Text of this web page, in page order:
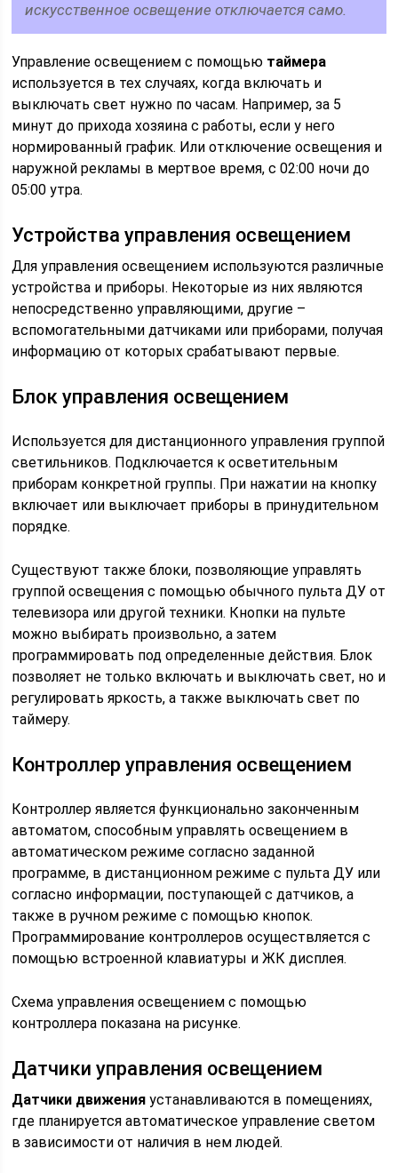
искусственное освещение отключается само.
Управление освещением с помощью таймера
используется в тех случаях, когда включать и
выключать свет нужно по часам. Например, за 5
минут до прихода хозяина с работы, если у него
нормированный график. Или отключение освещения и
наружной рекламы в мертвое время, с 02:00 ночи до
05:00 утра.
Устройства управления освещением
Для управления освещением используются различные
устройства и приборы. Некоторые из них являются
непосредственно управляющими, другие –
вспомогательными датчиками или приборами, получая
информацию от которых срабатывают первые.
Блок управления освещением
Используется для дистанционного управления группой
светильников. Подключается к осветительным
приборам конкретной группы. При нажатии на кнопку
включает или выключает приборы в принудительном
порядке.
Существуют также блоки, позволяющие управлять
группой освещения с помощью обычного пульта ДУ от
телевизора или другой техники. Кнопки на пульте
можно выбирать произвольно, а затем
программировать под определенные действия. Блок
позволяет не только включать и выключать свет, но и
регулировать яркость, а также выключать свет по
таймеру.
Контроллер управления освещением
Контроллер является функционально законченным
автоматом, способным управлять освещением в
автоматическом режиме согласно заданной
программе, в дистанционном режиме с пульта ДУ или
согласно информации, поступающей с датчиков, а
также в ручном режиме с помощью кнопок.
Программирование контроллеров осуществляется с
помощью встроенной клавиатуры и ЖК дисплея.
Схема управления освещением с помощью
контроллера показана на рисунке.
Датчики управления освещением
Датчики движения устанавливаются в помещениях,
где планируется автоматическое управление светом
в зависимости от наличия в нем людей.